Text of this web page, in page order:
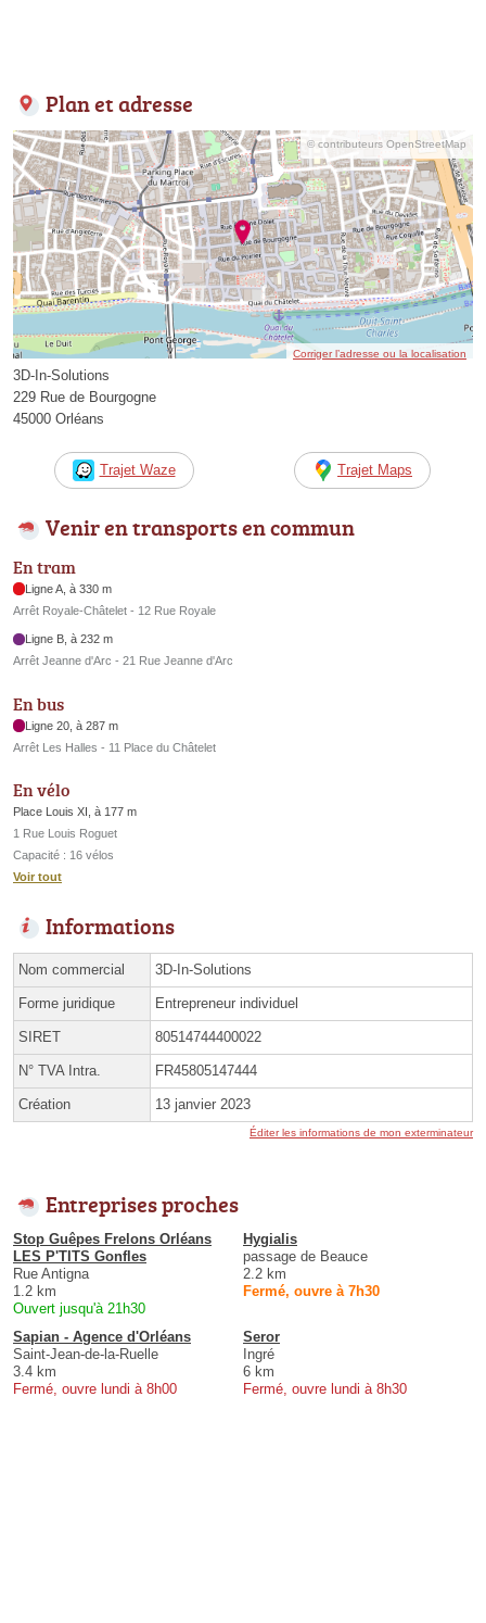
Plan et adresse
© contributeurs OpenStreetMap
Corriger l’adresse ou la localisation
3D-In-Solutions
229 Rue de Bourgogne
45000 Orléans
Trajet Waze Trajet Maps
Venir en transports en commun
En tram
Ligne A, à 330 m
Arrêt Royale-Châtelet - 12 Rue Royale
Ligne B, à 232 m
Arrêt Jeanne d'Arc - 21 Rue Jeanne d'Arc
En bus
Ligne 20, à 287 m
Arrêt Les Halles - 11 Place du Châtelet
En vélo
Place Louis XI, à 177 m
1 Rue Louis Roguet
Capacité : 16 vélos
Voir tout
Informations
Nom commercial 3D-In-Solutions
Forme juridique Entrepreneur individuel
SIRET 80514744400022
N° TVA Intra. FR45805147444
Création 13 janvier 2023
Éditer les informations de mon exterminateur
Entreprises proches
Stop Guêpes Frelons Orléans
LES P'TITS Gonfles
Rue Antigna
1.2 km
Ouvert jusqu'à 21h30
Hygialis
passage de Beauce
2.2 km
Fermé, ouvre à 7h30
Sapian - Agence d'Orléans
Saint-Jean-de-la-Ruelle
3.4 km
Fermé, ouvre lundi à 8h00
Seror
Ingré
6 km
Fermé, ouvre lundi à 8h30